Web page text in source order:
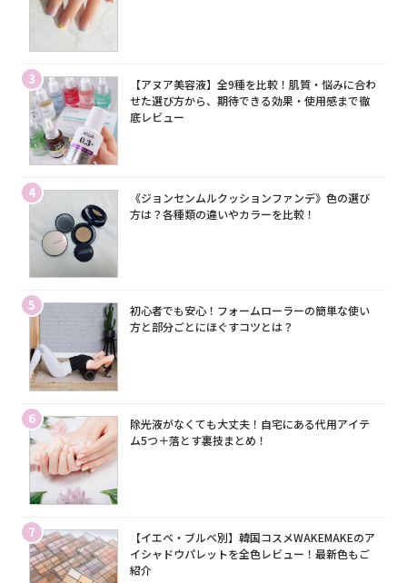
3
【アヌア美容液】全9種を比較！肌質・悩みに合わ
せた選び方から、期待できる効果・使用感まで徹
底レビュー
4
《ジョンセンムルクッションファンデ》色の選び
方は？各種類の違いやカラーを比較！
5
初心者でも安心！フォームローラーの簡単な使い
方と部分ごとにほぐすコツとは？
6
除光液がなくても大丈夫！自宅にある代用アイテ
ム5つ＋落とす裏技まとめ！
7
【イエベ・ブルベ別】韓国コスメWAKEMAKEのア
イシャドウパレットを全色レビュー！最新色もご
紹介